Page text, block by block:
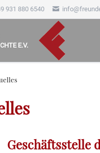
931 880 6540
E.V.
Geschäftsstelle